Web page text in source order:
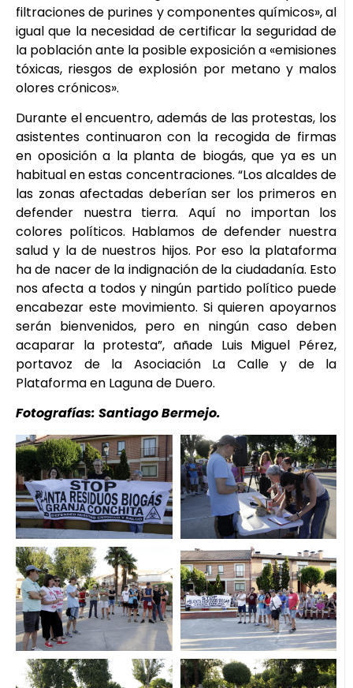
filtraciones de purines y componentes químicos», al
igual que la necesidad de certificar la seguridad de
la población ante la posible exposición a «emisiones
tóxicas, riesgos de explosión por metano y malos
olores crónicos».
Durante el encuentro, además de las protestas, los
asistentes continuaron con la recogida de firmas
en oposición a la planta de biogás, que ya es un
habitual en estas concentraciones. “Los alcaldes de
las zonas afectadas deberían ser los primeros en
defender nuestra tierra. Aquí no importan los
colores políticos. Hablamos de defender nuestra
salud y la de nuestros hijos. Por eso la plataforma
ha de nacer de la indignación de la ciudadanía. Esto
nos afecta a todos y ningún partido político puede
encabezar este movimiento. Si quieren apoyarnos
serán bienvenidos, pero en ningún caso deben
acaparar la protesta”, añade Luis Miguel Pérez,
portavoz de la Asociación La Calle y de la
Plataforma en Laguna de Duero.
Fotografías: Santiago Bermejo.